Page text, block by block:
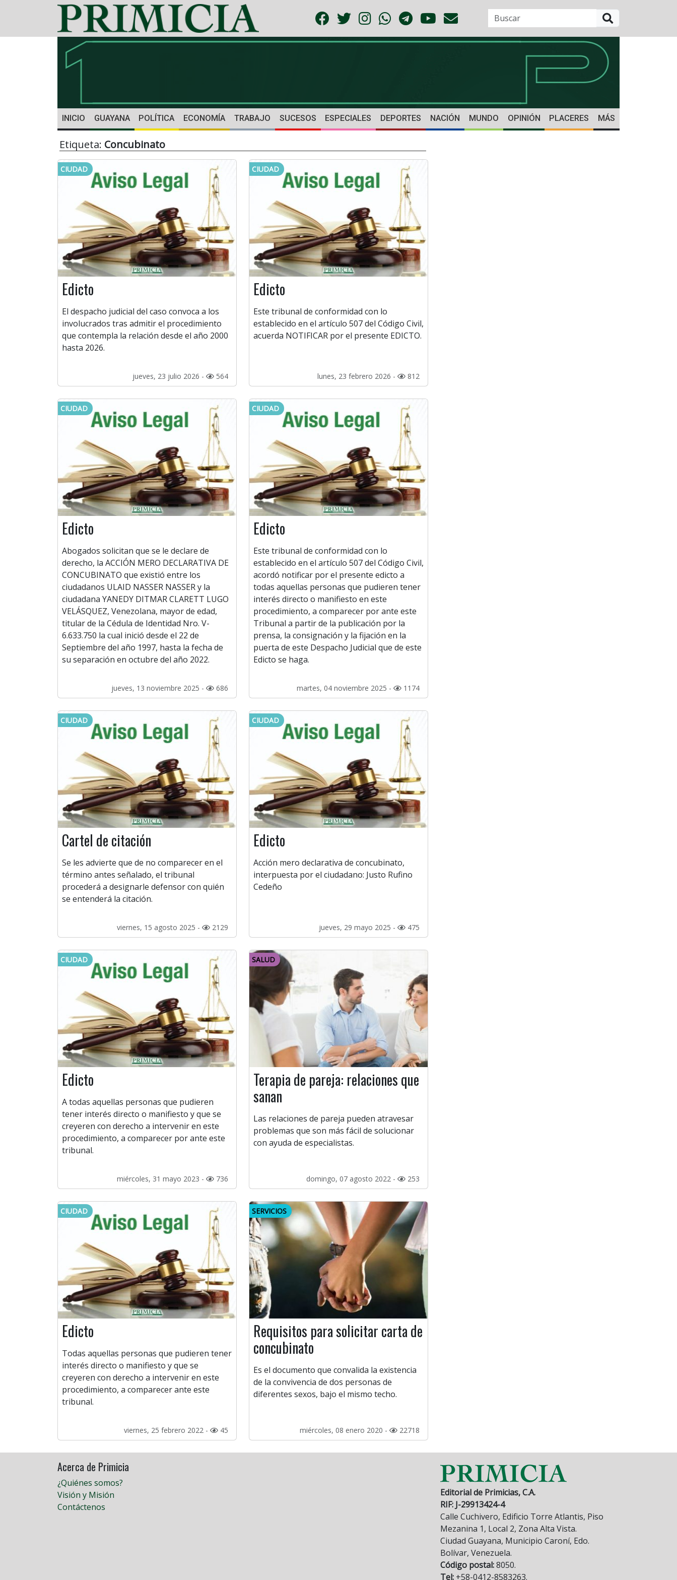
INICIO GUAYANA POLÍTICA ECONOMÍA TRABAJO SUCESOS ESPECIALES DEPORTES NACIÓN MUNDO OPINIÓN PLACERES MÁS
Etiqueta: Concubinato
CIUDAD
Edicto
El despacho judicial del caso convoca a los
involucrados tras admitir el procedimiento
que contempla la relación desde el año 2000
hasta 2026.
jueves, 23 julio 2026 - 564
CIUDAD
Edicto
Este tribunal de conformidad con lo
establecido en el artículo 507 del Código Civil,
acuerda NOTIFICAR por el presente EDICTO.
lunes, 23 febrero 2026 - 812
CIUDAD
Edicto
Abogados solicitan que se le declare de
derecho, la ACCIÓN MERO DECLARATIVA DE
CONCUBINATO que existió entre los
ciudadanos ULAID NASSER NASSER y la
ciudadana YANEDY DITMAR CLARETT LUGO
VELÁSQUEZ, Venezolana, mayor de edad,
titular de la Cédula de Identidad Nro. V-
6.633.750 la cual inició desde el 22 de
Septiembre del año 1997, hasta la fecha de
su separación en octubre del año 2022.
jueves, 13 noviembre 2025 - 686
CIUDAD
Edicto
Este tribunal de conformidad con lo
establecido en el artículo 507 del Código Civil,
acordó notificar por el presente edicto a
todas aquellas personas que pudieren tener
interés directo o manifiesto en este
procedimiento, a comparecer por ante este
Tribunal a partir de la publicación por la
prensa, la consignación y la fijación en la
puerta de este Despacho Judicial que de este
Edicto se haga.
martes, 04 noviembre 2025 - 1174
CIUDAD
Cartel de citación
Se les advierte que de no comparecer en el
término antes señalado, el tribunal
procederá a designarle defensor con quién
se entenderá la citación.
viernes, 15 agosto 2025 - 2129
CIUDAD
Edicto
Acción mero declarativa de concubinato,
interpuesta por el ciudadano: Justo Rufino
Cedeño
jueves, 29 mayo 2025 - 475
CIUDAD
Edicto
A todas aquellas personas que pudieren
tener interés directo o manifiesto y que se
creyeren con derecho a intervenir en este
procedimiento, a comparecer por ante este
tribunal.
miércoles, 31 mayo 2023 - 736
SALUD
Terapia de pareja: relaciones que
sanan
Las relaciones de pareja pueden atravesar
problemas que son más fácil de solucionar
con ayuda de especialistas.
domingo, 07 agosto 2022 - 253
CIUDAD
Edicto
Todas aquellas personas que pudieren tener
interés directo o manifiesto y que se
creyeren con derecho a intervenir en este
procedimiento, a comparecer ante este
tribunal.
viernes, 25 febrero 2022 - 45
SERVICIOS
Requisitos para solicitar carta de
concubinato
Es el documento que convalida la existencia
de la convivencia de dos personas de
diferentes sexos, bajo el mismo techo.
miércoles, 08 enero 2020 - 22718
Acerca de Primicia
¿Quiénes somos?
Visión y Misión
Contáctenos
Editorial de Primicias, C.A.
RIF: J-29913424-4
Calle Cuchivero, Edificio Torre Atlantis, Piso
Mezanina 1, Local 2, Zona Alta Vista.
Ciudad Guayana, Municipio Caroní, Edo.
Bolívar, Venezuela.
Código postal:8050.
Tel: +58-0412-8583263.